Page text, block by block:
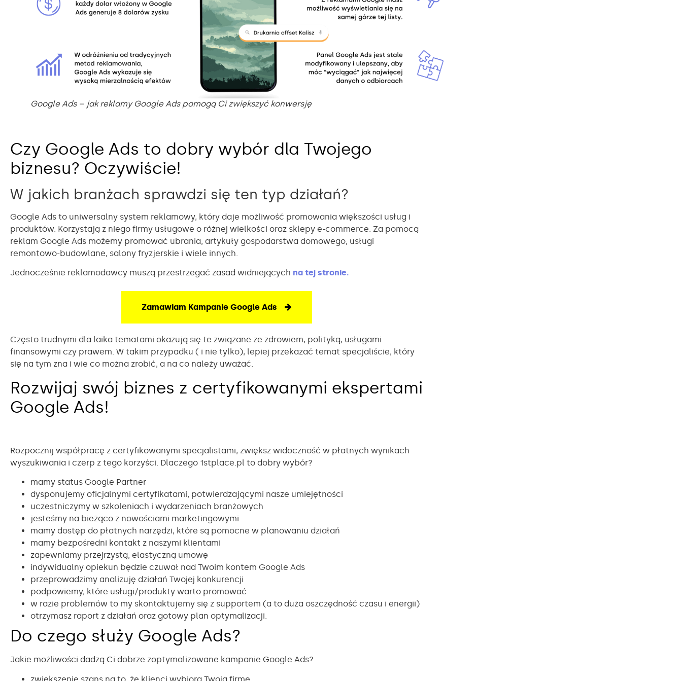
Google Ads – jak reklamy Google Ads pomogą Ci zwiększyć konwersję
Czy Google Ads to dobry wybór dla Twojego
biznesu? Oczywiście!
W jakich branżach sprawdzi się ten typ działań?
Google Ads to uniwersalny system reklamowy, który daje możliwość promowania większości usług i
produktów. Korzystają z niego firmy usługowe o różnej wielkości oraz sklepy e-commerce. Za pomocą
reklam Google Ads możemy promować ubrania, artykuły gospodarstwa domowego, usługi
remontowo-budowlane, salony fryzjerskie i wiele innych.
Jednocześnie reklamodawcy muszą przestrzegać zasad widniejących na tej stronie.
Zamawiam Kampanie Google Ads
Często trudnymi dla laika tematami okazują się te związane ze zdrowiem, polityką, usługami
finansowymi czy prawem. W takim przypadku ( i nie tylko), lepiej przekazać temat specjaliście, który
się na tym zna i wie co można zrobić, a na co należy uważać.
Rozwijaj swój biznes z certyfikowanymi ekspertami
Google Ads!
Rozpocznij współpracę z certyfikowanymi specjalistami, zwiększ widoczność w płatnych wynikach
wyszukiwania i czerp z tego korzyści. Dlaczego 1stplace.pl to dobry wybór?
mamy status Google Partner
dysponujemy oficjalnymi certyfikatami, potwierdzającymi nasze umiejętności
uczestniczymy w szkoleniach i wydarzeniach branżowych
jesteśmy na bieżąco z nowościami marketingowymi
mamy dostęp do płatnych narzędzi, które są pomocne w planowaniu działań
mamy bezpośredni kontakt z naszymi klientami
zapewniamy przejrzystą, elastyczną umowę
indywidualny opiekun będzie czuwał nad Twoim kontem Google Ads
przeprowadzimy analizuję działań Twojej konkurencji
podpowiemy, które usługi/produkty warto promować
w razie problemów to my skontaktujemy się z supportem (a to duża oszczędność czasu i energii)
otrzymasz raport z działań oraz gotowy plan optymalizacji.
Do czego służy Google Ads?
Jakie możliwości dadzą Ci dobrze zoptymalizowane kampanie Google Ads?
zwiększenie szans na to, że klienci wybiorą Twoją firmę